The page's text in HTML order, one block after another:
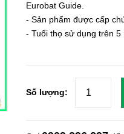
Eurobat Guide.
- Sản phẩm được cấp
- Tuổi thọ sử dụng trên 5
Số lượng: